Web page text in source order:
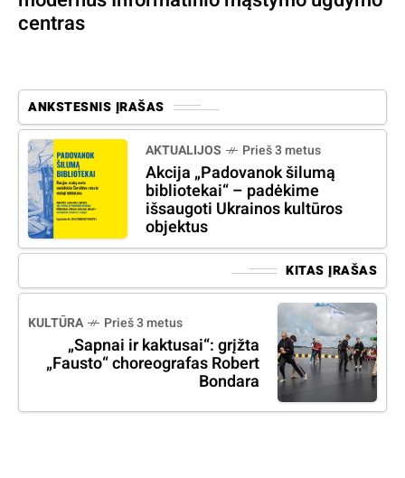
centras
ANKSTESNIS ĮRAŠAS
AKTUALIJOS Prieš 3 metus
Akcija „Padovanok šilumą
bibliotekai“ – padėkime
išsaugoti Ukrainos kultūros
objektus
KITAS ĮRAŠAS
KULTŪRA Prieš 3 metus
„Sapnai ir kaktusai“: grįžta
„Fausto“ choreografas Robert
Bondara